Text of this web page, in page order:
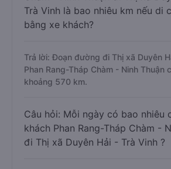
Trà Vinh là bao nhiêu km nếu di
bằng xe khách?
Trả lời: Đoạn đường đi Thị xã Duyên
Phan Rang-Tháp Chàm - Ninh Thuận
khoảng 570 km.
Câu hỏi: Mỗi ngày có bao nhiêu
khách Phan Rang-Tháp Chàm -
đi Thị xã Duyên Hải - Trà Vinh ?